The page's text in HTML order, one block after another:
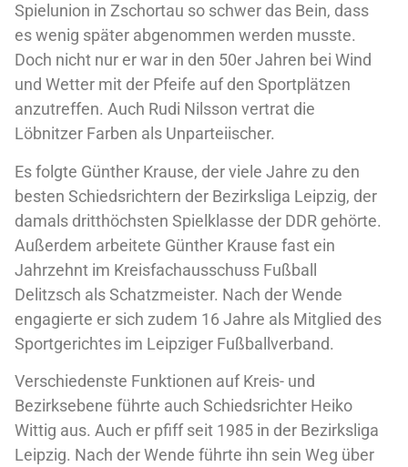
Spielunion in Zschortau so schwer das Bein, dass
es wenig später abgenommen werden musste.
Doch nicht nur er war in den 50er Jahren bei Wind
und Wetter mit der Pfeife auf den Sportplätzen
anzutreffen. Auch Rudi Nilsson vertrat die
Löbnitzer Farben als Unparteiischer.
Es folgte Günther Krause, der viele Jahre zu den
besten Schiedsrichtern der Bezirksliga Leipzig, der
damals dritthöchsten Spielklasse der DDR gehörte.
Außerdem arbeitete Günther Krause fast ein
Jahrzehnt im Kreisfachausschuss Fußball
Delitzsch als Schatzmeister. Nach der Wende
engagierte er sich zudem 16 Jahre als Mitglied des
Sportgerichtes im Leipziger Fußballverband.
Verschiedenste Funktionen auf Kreis- und
Bezirksebene führte auch Schiedsrichter Heiko
Wittig aus. Auch er pfiff seit 1985 in der Bezirksliga
Leipzig. Nach der Wende führte ihn sein Weg über